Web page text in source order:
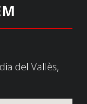
del Vallès,